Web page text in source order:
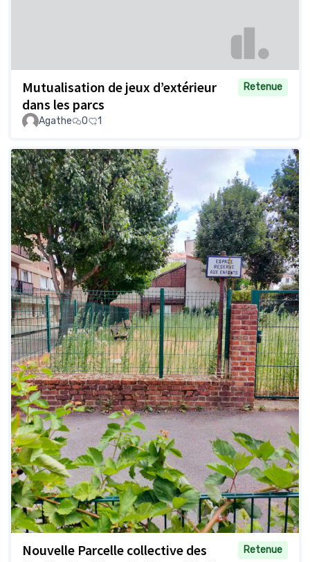
Mutualisation de jeux d’extérieur
dans les parcs
Retenue
Agathe 0 1
Nouvelle Parcelle collective des
Retenue